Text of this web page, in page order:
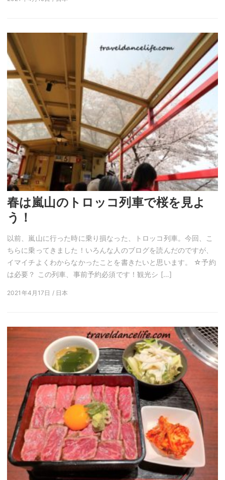
春は嵐山のトロッコ列車で桜を見よ
う！
以前、嵐山に行った時に乗り損なった、トロッコ列車。今回、こ
ちらに乗ってきました！いろんな人のブログを読んだのですが、
イマイチよくわからなかったことを書きたいと思います。 ☆予約
は必要？ この列車、事前予約必須です！観光シ […]
2021年4月17日 / 日本